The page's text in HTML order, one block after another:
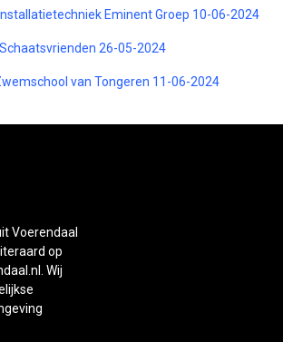
Eminent Groep 10-06-2024
26-05-2024
van Tongeren 11-06-2024
Voerendaal
op
Wij